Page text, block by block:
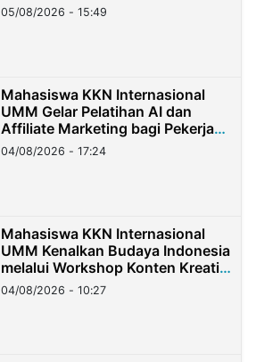
05/08/2026 - 15:49
Mahasiswa KKN Internasional
UMM Gelar Pelatihan AI dan
Affiliate Marketing bagi Pekerja
Migran Indonesia di Taiwan
04/08/2026 - 17:24
Mahasiswa KKN Internasional
UMM Kenalkan Budaya Indonesia
melalui Workshop Konten Kreatif
di Taiwan
04/08/2026 - 10:27